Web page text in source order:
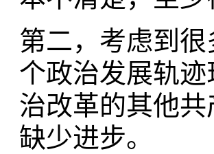
第二，考虑到
个政治发展轨
治改革的其他
缺少进步。